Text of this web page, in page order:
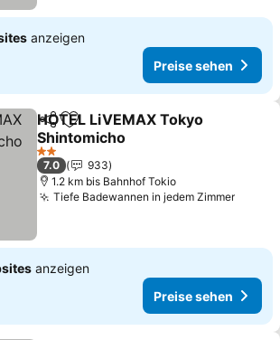
anzeigen
Preise sehen
TeilenZu Favoriten hinzufügen
HOTEL LiVEMAX Tokyo
Shintomicho
2 Sterne
7.0
933
1.2 km bis Bahnhof Tokio
Tiefe Badewannen in jedem Zimmer
anzeigen
Preise sehen